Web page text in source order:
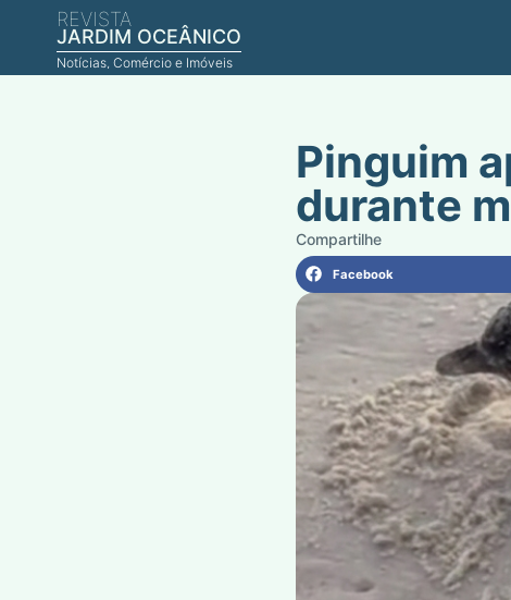
REVISTA
JARDIM OCEÂNICO
Notícias, Comércio e Imóveis
Pinguim
durante
Facebook